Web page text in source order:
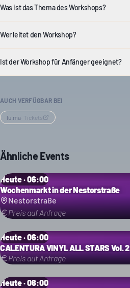
Was ist das Thema des Workshops?
Wer leitet den Workshop?
Ist der Workshop für Anfänger geeignet?
AUCH VERFÜGBAR BEI
lu.ma Tickets
Ähnliche Events
Heute · 06:00
Wochenmarkt in der Nestorstraße
Nestorstraße
Preis auf Anfrage
Heute · 06:00
CALENTURA VINYL ALL STARS Vol. 2
Preis auf Anfrage
Heute · 06:00